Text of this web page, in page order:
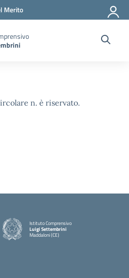
Merito
n. è riservato.
Istituto Comprensivo
Luigi Settembrini
Maddaloni (CE)